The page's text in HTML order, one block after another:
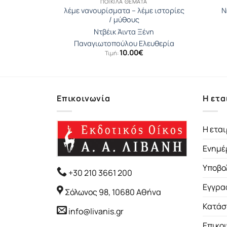
λέμε νανουρίσματα – λέμε ιστορίες
/ μύθους
Ντβέικ Άιντα Ξένη
Παναγιωτοπούλου Ελευθερία
Τιμή:10.00€
Επικοινωνία
+30 210 3661 200
Σόλωνος 98, 10680 Αθήνα
info@livanis.gr
Η
Η